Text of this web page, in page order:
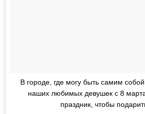
В городе, где могу быть самим
наших любимых девушек с 8
праздник, чтобы